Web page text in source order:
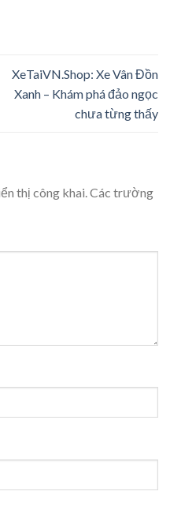
XeTaiVN.Shop: Xe Vân Đồn
Xanh – Khám phá đảo ngọc
chưa từng thấy
thị công khai.Các trường